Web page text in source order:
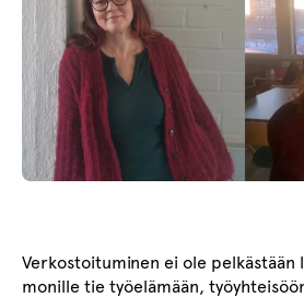
Verkostoituminen ei ole pelkästään
monille tie työelämään,